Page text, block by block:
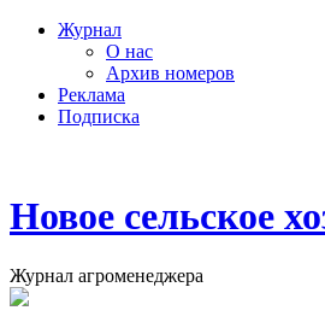
Журнал
О нас
Архив номеров
Реклама
Подписка
Новое сельское
Журнал агроменеджера